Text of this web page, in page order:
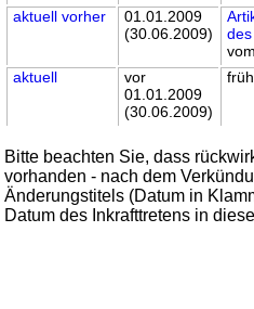
aktuell vorher
01.01.2009
(30.06.2009)
aktuell
vor
01.01.2009
(30.06.2009)
Bitte beachten Sie, dass
vorhanden - nach dem
Änderungstitels (Datum in
Datum des Inkrafttretens in